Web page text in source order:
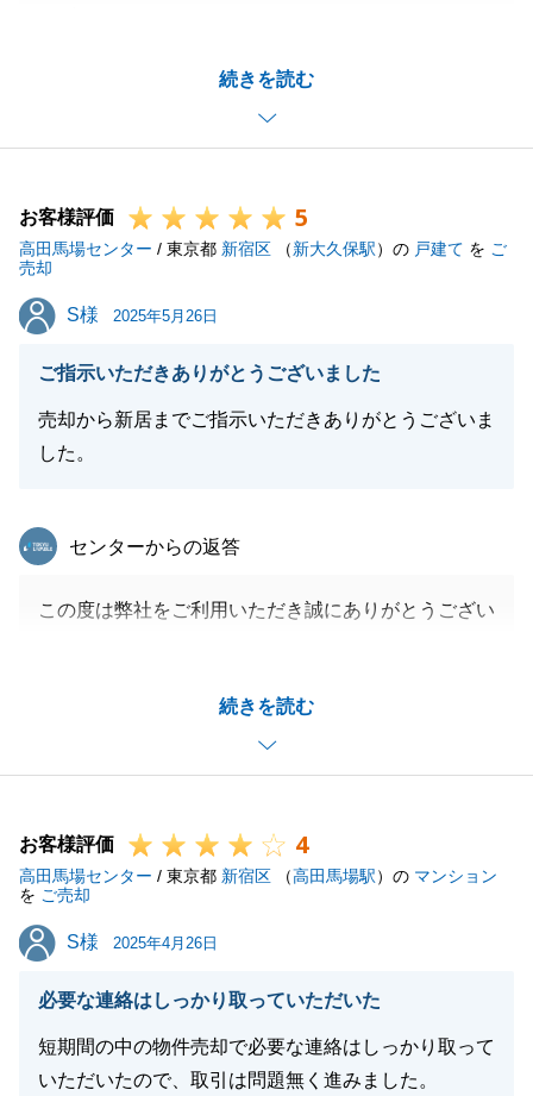
続きを読む
めることができました。
今後とも何かありましたらお気軽にご相談いただけれ
ばと思いますので、何卒よろしくお願いいたします。
閉じる
お客様評価 5
高田馬場センター / 東京都 新宿区 （新大久保駅）の 戸建て を ご
売却
S様
S様 2025年5月26日
ご指示いただきありがとうございました
売却から新居までご指示いただきありがとうございま
した。
続きを読む
東急リバブル
センターからの返答
この度は弊社をご利用いただき誠にありがとうござい
中、迅速にご対応いただきましたこと重ねてお礼申し
今後も不動産に関し、何かございました際にはどうぞ
引き続きよろしくお願い申し上げます。
お客様評価 4
高田馬場センター / 東京都 新宿区 （高田馬場駅）の マンション
を ご売却
S様
S様 2025年4月26日
必要な連絡はしっかり取っていただいた
短期間の中の物件売却で必要な連絡はしっかり取って
いただいたので、取引は問題無く進みました。